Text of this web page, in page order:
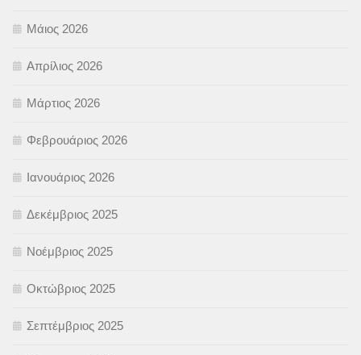
Μάιος 2026
Απρίλιος 2026
Μάρτιος 2026
Φεβρουάριος 2026
Ιανουάριος 2026
Δεκέμβριος 2025
Νοέμβριος 2025
Οκτώβριος 2025
Σεπτέμβριος 2025